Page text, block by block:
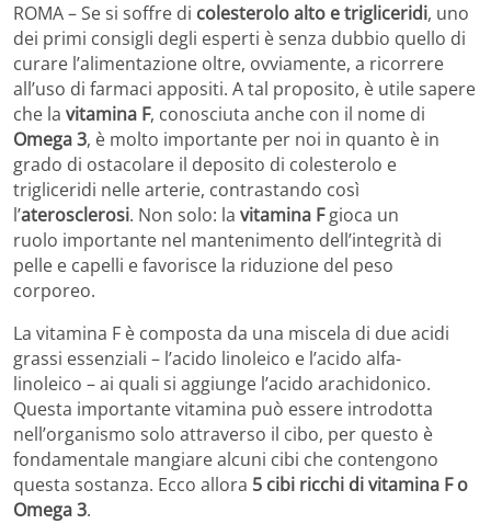
ROMA – Se si soffre di colesterolo alto e trigliceridi, uno
dei primi consigli degli esperti è senza dubbio quello di
curare l’alimentazione oltre, ovviamente, a ricorrere
all’uso di farmaci appositi. A tal proposito, è utile sapere
che la vitamina F, conosciuta anche con il nome di
Omega 3, è molto importante per noi in quanto è in
grado di ostacolare il deposito di colesterolo e
trigliceridi nelle arterie, contrastando così
l’aterosclerosi. Non solo: la vitamina Fgioca un
ruolo importante nel mantenimento dell’integrità di
pelle e capelli e favorisce la riduzione del peso
corporeo.
La vitamina F è composta da una miscela di due acidi
grassi essenziali – l’acido linoleico e l’acido alfa-
linoleico – ai quali si aggiunge l’acido arachidonico.
Questa importante vitamina può essere introdotta
nell’organismo solo attraverso il cibo, per questo è
fondamentale mangiare alcuni cibi che contengono
questa sostanza. Ecco allora 5 cibi ricchi di vitamina F o
Omega 3.